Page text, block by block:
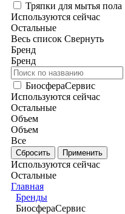
Тряпки для мытья пола
Используются сейчас
Остальные
Весь список Свернуть
Бренд
Бренд
БиосфераСервис
Используются сейчас
Остальные
Объем
Объем
Все
Используются сейчас
Остальные
Главная
Бренды
БиосфераСервис